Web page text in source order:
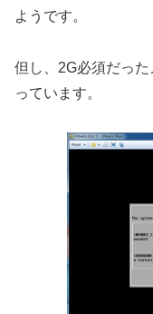
ようです。
但し、2G必須だっ
っています。